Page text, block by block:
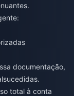
documentação,
total à conta